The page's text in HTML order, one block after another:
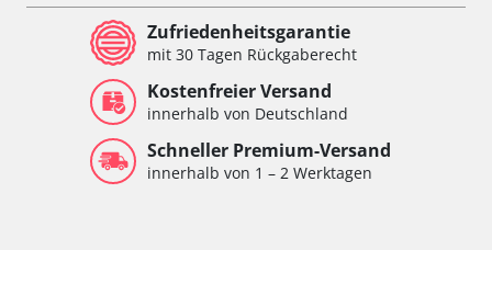
Zentralelektronik vorne Beifahrer
Zentralelektronik vorne Fahrer
Verfügbarkeit abhängig von Modell, Motorisierung, Ausstattung
und Konfiguration
Zufriedenheitsgarantie
mit 30 Tagen Rückgaberecht
Kostenfreier Versand
innerhalb von Deutschland
Schneller Premium-Versand
innerhalb von 1 – 2 Werktagen